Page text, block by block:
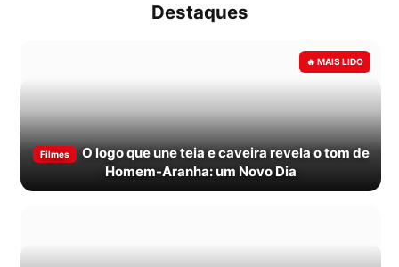
Destaques
Filmes
O logo que une teia e caveira revela o tom de
Homem-Aranha: um Novo Dia